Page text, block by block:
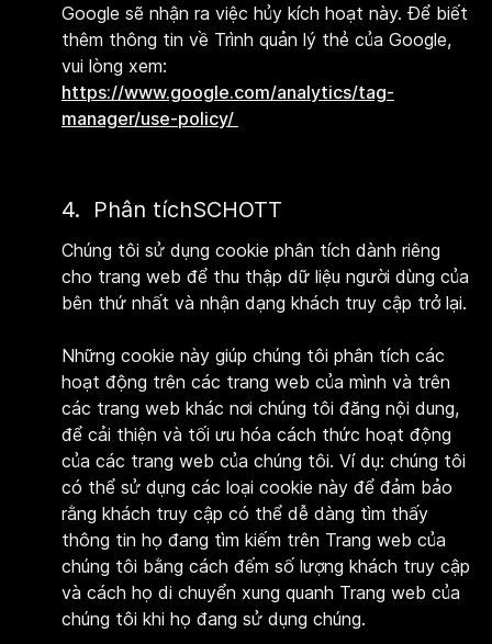
Google sẽ nhận ra việc hủy kích hoạt này. Để biết
thêm thông tin về Trình quản lý thẻ của Google,
vui lòng xem:
https://www.google.com/analytics/tag-
manager/use-policy/
4. Phân tíchSCHOTT
Chúng tôi sử dụng cookie phân tích dành riêng
cho trang web để thu thập dữ liệu người dùng của
bên thứ nhất và nhận dạng khách truy cập trở lại.
Những cookie này giúp chúng tôi phân tích các
hoạt động trên các trang web của mình và trên
các trang web khác nơi chúng tôi đăng nội dung,
để cải thiện và tối ưu hóa cách thức hoạt động
của các trang web của chúng tôi. Ví dụ: chúng tôi
có thể sử dụng các loại cookie này để đảm bảo
rằng khách truy cập có thể dễ dàng tìm thấy
thông tin họ đang tìm kiếm trên Trang web của
chúng tôi bằng cách đếm số lượng khách truy cập
và cách họ di chuyển xung quanh Trang web của
chúng tôi khi họ đang sử dụng chúng.